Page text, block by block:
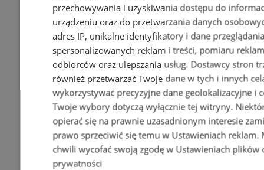
przechowywania i uzyskiwania dostępu do
urządzeniu oraz do przetwarzania danych
adres IP, unikalne identyfikatory i dane
spersonalizowanych reklam i treści, pomiaru
odbiorców oraz ulepszania usług. Dostawcy stron
również przetwarzać Twoje dane w tych i innych
wykorzystywać precyzyjne dane geolokalizacyjne i
Twoje wybory dotyczą wyłącznie tej witryny.
opierać się na prawnie uzasadnionym interesie
prawo sprzeciwić się temu w Ustawieniach reklam.
chwili wycofać swoją zgodę w Ustawieniach plików
prywatności